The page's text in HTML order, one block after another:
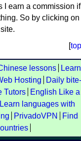
I earn a commission if
So by clicking on
[top
lessons
Learn
Hosting
Daily bite-
Tutors
English Like a
Learn languages with
PrivadoVPN
Find